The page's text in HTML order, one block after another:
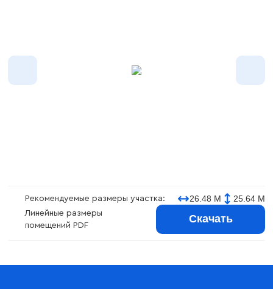
Рекомендуемые размеры участка: 26.48 М 25.64 М
Линейные размеры
помещений PDF
Скачать